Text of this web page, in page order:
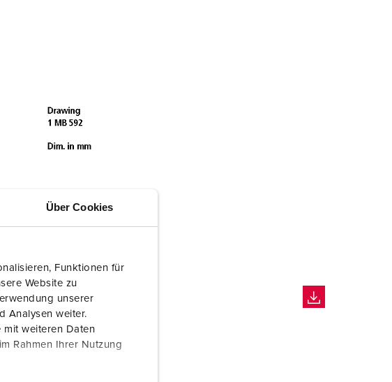
Über Cookies
Funktionen für
Website zu
unserer
Analysen weiter.
mit weiteren Daten
Rahmen Ihrer Nutzung